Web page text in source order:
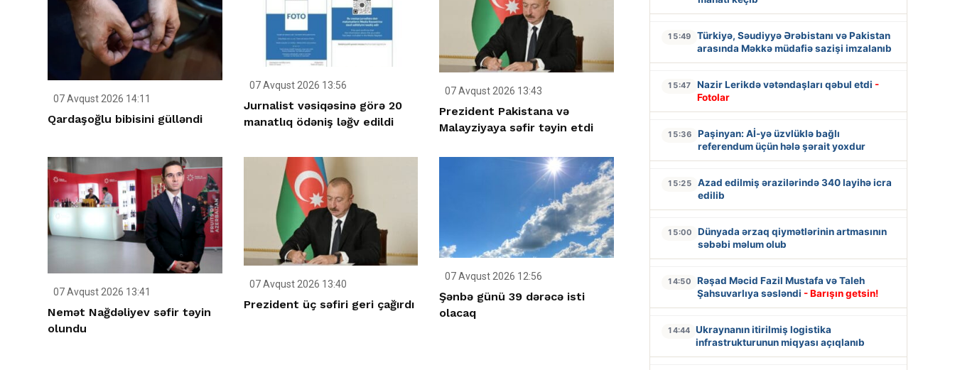
07 Avqust 2026 14:11
Qardaşoğlu bibisini gülləndi
07 Avqust 2026 13:56
Jurnalist vəsiqəsinə görə 20
manatlıq ödəniş ləğv edildi
07 Avqust 2026 13:43
Prezident Pakistana və
Malayziyaya səfir təyin etdi
07 Avqust 2026 13:41
Nemət Nağdəliyev səfir təyin
olundu
07 Avqust 2026 13:40
Prezident üç səfiri geri çağırdı
07 Avqust 2026 12:56
Şənbə günü 39 dərəcə isti
olacaq
15:49
Türkiyə, Səudiyyə Ərəbistanı və Pakistan
arasında Məkkə müdafiə sazişi imzalanıb
15:47 Nazir Lerikdə vətəndaşları qəbul etdi -
Fotolar
15:36
Paşinyan: Aİ-yə üzvlüklə bağlı
referendum üçün hələ şərait yoxdur
15:25
Azad edilmiş ərazilərində 340 layihə icra
edilib
15:00
Dünyada ərzaq qiymətlərinin artmasının
səbəbi məlum olub
14:50
Rəşad Məcid Fazil Mustafa və Taleh
Şahsuvarlıya səsləndi - Barışın getsin!
14:44 Ukraynanın itirilmiş logistika
infrastrukturunun miqyası açıqlanıb